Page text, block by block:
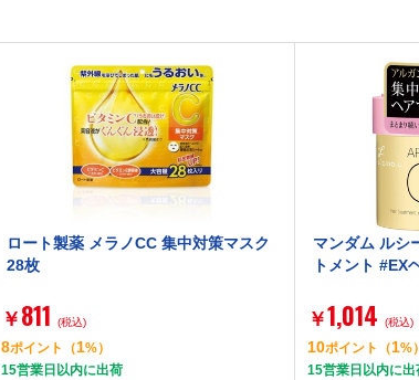
ロート製薬 メラノCC 集中対策マスク
28枚
￥ 811 (税込)
8ポイント （1%）
15営業日以内に出荷
マンダム ルシ
トメント #EX
￥1,014 (税込)
10ポイント （1%）
15営業日以内に出